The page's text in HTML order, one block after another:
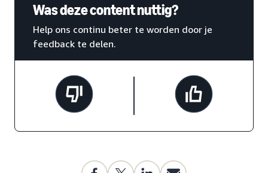
Was deze content nuttig?
Help ons continu beter te worden door je
feedback te delen.